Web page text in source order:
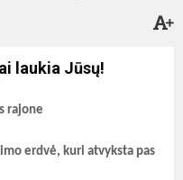
laukia Jūsų!
rajone
erdvė, kuri atvyksta pas